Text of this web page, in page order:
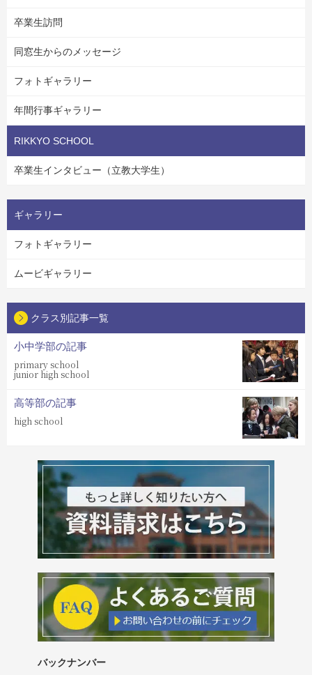
卒業生訪問
同窓生からのメッセージ
フォトギャラリー
年間行事ギャラリー
RIKKYO SCHOOL
卒業生インタビュー（立教大学生）
ギャラリー
フォトギャラリー
ムービギャラリー
クラス別記事一覧
小中学部の記事
primary school
junior high school
高等部の記事
high school
バックナンバー